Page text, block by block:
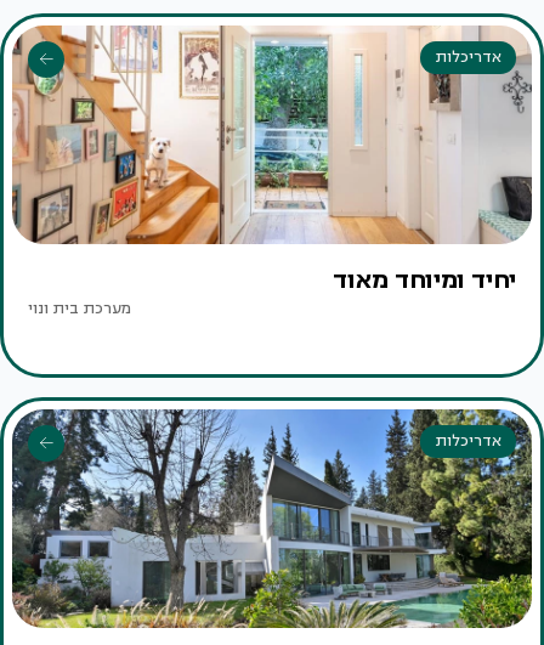
אדריכלות
יחיד ומיוחד מאוד
מערכת בית ונוי
אדריכלות